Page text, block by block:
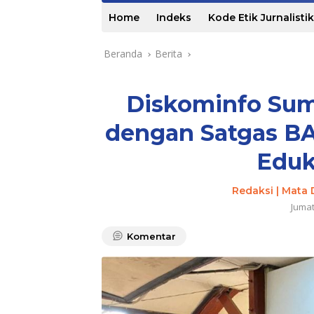
Home Indeks Kode Etik Jurnalistik
Beranda Berita
Diskominfo
dengan Satgas
Redaksi | Mata
Komentar